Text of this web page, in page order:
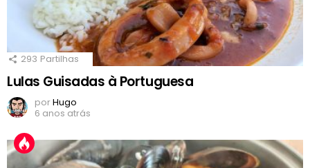
293 Partilhas
Lulas Guisadas à Portuguesa
porHugo
6 anos atrás